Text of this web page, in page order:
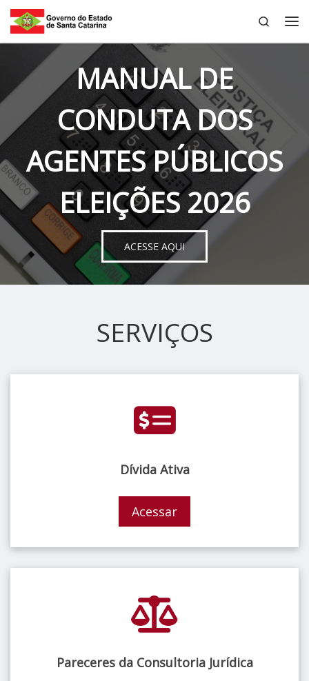
Skip to content
Search
MANUAL DE
CONDUTA DOS
AGENTES PÚBLICOS
ELEIÇÕES 2026
ACESSE AQUI
SERVIÇOS
Dívida Ativa
Acessar
Pareceres da Consultoria Jurídica